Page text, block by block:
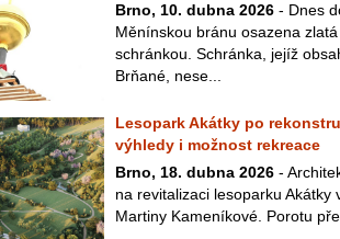
Brno, 10. dubna 2026 - Dnes
Měnínskou bránu osazena
schránkou. Schránka, jejíž
Brňané, nese...
Lesopark Akátky po
výhledy i možnost rekreace
Brno, 18. dubna 2026 -
na revitalizaci lesoparku Akátky
Martiny Kameníkové. Porotu